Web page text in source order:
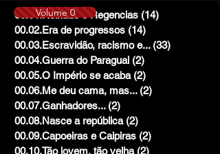
00.01.Reinado e Regencias (14)
00.02.Era de progressos (14)
00.03.Escravidão, racismo e... (33)
00.04.Guerra do Paraguai (2)
00.05.O Império se acaba (2)
00.06.Me deu cama, mas... (2)
00.07.Ganhadores... (2)
00.08.Nasce a república (2)
00.09.Capoeiras e Caipiras (2)
00.10.Tão jovem, tão velha (2)
Volume 0